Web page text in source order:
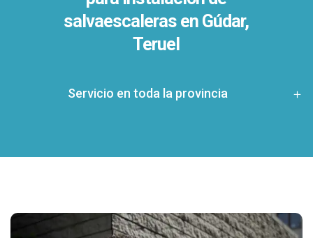
salvaescaleras en Gúdar,
Teruel
Servicio en toda la provincia